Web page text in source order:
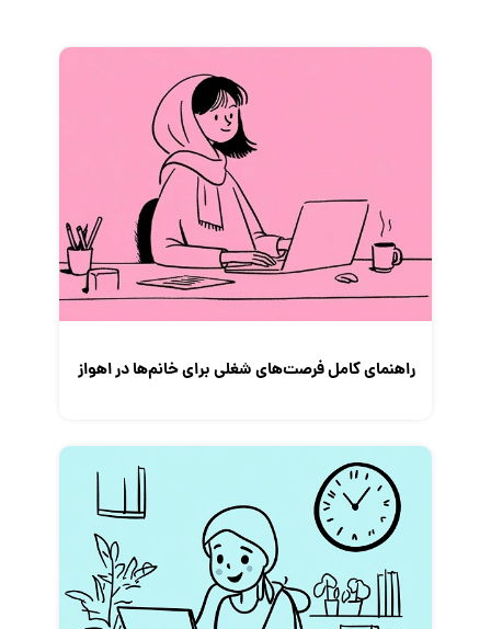
فریلنسر
معرفی شرکت ها
معرفی متخصصان منابع انسانی
معرفی مشاغل
نمایشگاه کار
راهنمای کامل فرصت‌های شغلی برای خانم‌ها در اهواز